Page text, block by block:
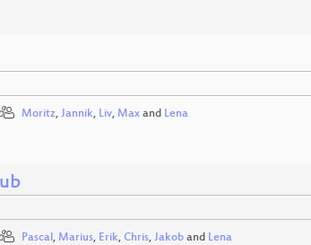
Moritz, Jannik, Liv, Max and Lena
Pascal, Marius, Erik, Chris, Jakob and Lena